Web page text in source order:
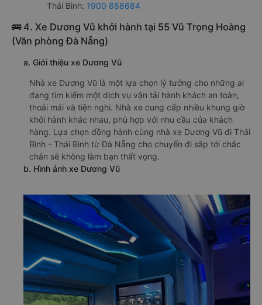
Thái Bình: 1900 888684
🚌 4. Xe Dương Vũ khởi hành tại 55 Vũ Trọng Hoàng
(Văn phòng Đà Nẵng)
a. Giới thiệu xe Dương Vũ
Nhà xe Dương Vũ là một lựa chọn lý tưởng cho những ai
đang tìm kiếm một dịch vụ vận tải hành khách an toàn,
thoải mái và tiện nghi. Nhà xe cung cấp nhiều khung giờ
khởi hành khác nhau, phù hợp với nhu cầu của khách
hàng. Lựa chọn đồng hành cùng nhà xe Dương Vũ đi Thái
Bình - Thái Bình từ Đà Nẵng cho chuyến đi sắp tới chắc
chắn sẽ không làm bạn thất vọng.
b. Hình ảnh xe Dương Vũ